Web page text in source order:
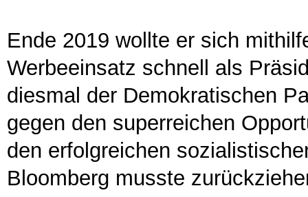
Ende 2019 wollte er sich
Werbeeinsatz schnell als
diesmal der Demokratischen
gegen den superreichen
den erfolgreichen
Bloomberg musste